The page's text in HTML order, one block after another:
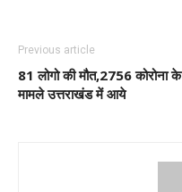
Previous article
81 लोगो की मौत,2756 कोरोना के
मामले उत्तराखंड में आये